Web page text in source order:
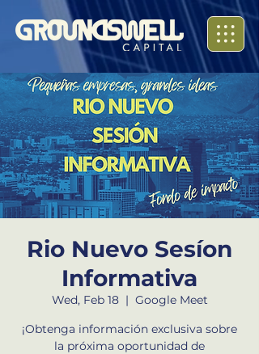
Rio Nuevo Sesíon
Informativa
Wed, Feb 18
  |
Google Meet
¡Obtenga información exclusiva sobre
la próxima oportunidad de